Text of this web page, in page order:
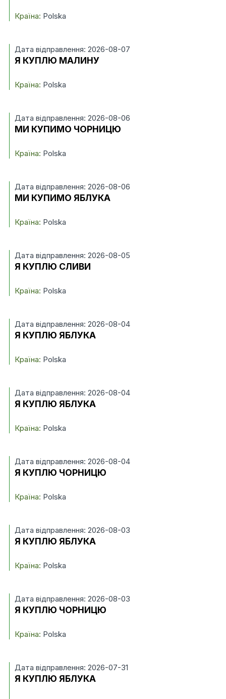
Країна: Polska
Дата відправлення: 2026-08-07
Я КУПЛЮ МАЛИНУ
Країна: Polska
Дата відправлення: 2026-08-06
МИ КУПИМО ЧОРНИЦЮ
Країна: Polska
Дата відправлення: 2026-08-06
МИ КУПИМО ЯБЛУКА
Країна: Polska
Дата відправлення: 2026-08-05
Я КУПЛЮ СЛИВИ
Країна: Polska
Дата відправлення: 2026-08-04
Я КУПЛЮ ЯБЛУКА
Країна: Polska
Дата відправлення: 2026-08-04
Я КУПЛЮ ЯБЛУКА
Країна: Polska
Дата відправлення: 2026-08-04
Я КУПЛЮ ЧОРНИЦЮ
Країна: Polska
Дата відправлення: 2026-08-03
Я КУПЛЮ ЯБЛУКА
Країна: Polska
Дата відправлення: 2026-08-03
Я КУПЛЮ ЧОРНИЦЮ
Країна: Polska
Дата відправлення: 2026-07-31
Я КУПЛЮ ЯБЛУКА